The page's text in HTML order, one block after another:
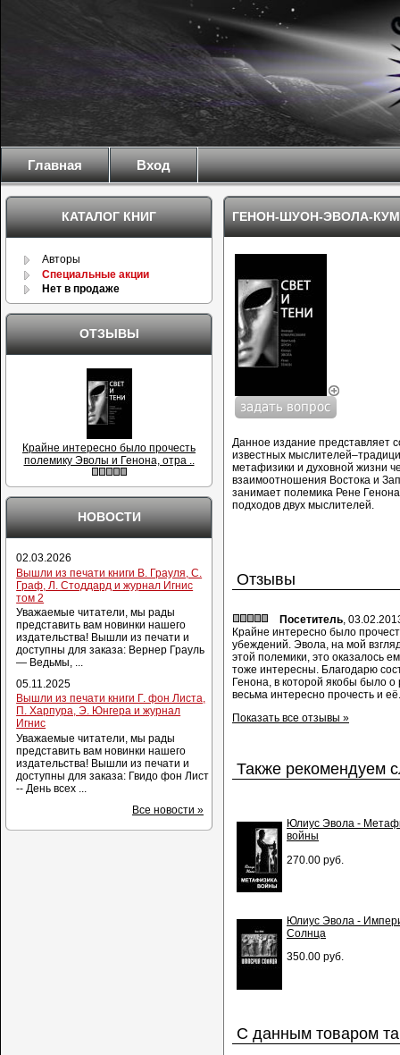
Главная Вход
ГЕНОН-ШУОН-ЭВОЛА-
Данное издание представляет
известных
метафизики и духовной жизни
взаимоотношения Востока и
занимает полемика Рене
подходов двух мыслителей.
Отзывы
Посетитель,
Крайне интересно было
убеждений. Эвола, на мой
этой полемики, это оказалось
тоже интересны. Благодарю
Генона, в которой якобы было
весьма интересно прочесть и её.
Показать все отзывы »
Также рекомендуем
Юлиус Эвола -
войны
270.00 руб.
Юлиус Эвола -
Солнца
350.00 руб.
С данным товаром
КАТАЛОГ КНИГ
Авторы
Специальные акции
Нет в продаже
ОТЗЫВЫ
Крайне интересно было прочесть
полемику Эволы и Генона, отра ..
НОВОСТИ
02.03.2026
Вышли из печати книги В. Грауля, С.
Граф, Л. Стоддард и журнал Игнис
том 2
Уважаемые читатели, мы рады
представить вам новинки нашего
издательства! Вышли из печати и
доступны для заказа: Вернер Грауль
— Ведьмы, ...
05.11.2025
Вышли из печати книги Г. фон Листа,
П. Харпура, Э. Юнгера и журнал
Игнис
Уважаемые читатели, мы рады
представить вам новинки нашего
издательства! Вышли из печати и
доступны для заказа: Гвидо фон Лист
-- День всех ...
Все новости »